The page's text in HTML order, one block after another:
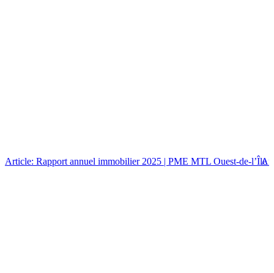
Article: Rapport annuel immobilier 2025 | PME MTL Ouest-de-l’Île